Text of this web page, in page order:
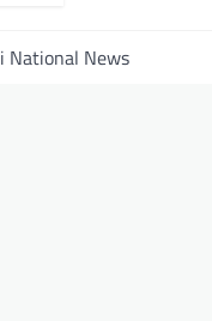
National News